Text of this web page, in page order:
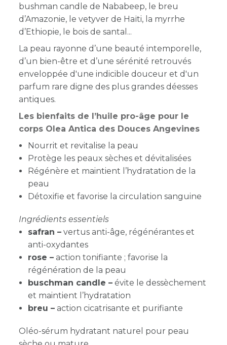
bushman candle de Nababeep, le breu
d’Amazonie, le vetyver de Haïti, la myrrhe
d’Ethiopie, le bois de santal...
La peau rayonned’une beauté intemporelle,
d’un bien-être et d’une sérénité retrouvés
enveloppée d'une indicible douceur et d'un
parfum rare digne des plus grandes déesses
antiques.
Les bienfaits de l’huile pro-âge pour le
corps Olea Antica des Douces Angevines
Nourrit et revitalise la peau
Protège les peaux sèches et dévitalisées
Régénère et maintient l’hydratation de la
peau
Détoxifie et favorise la circulation sanguine
Ingrédients essentiels
safran – vertus anti-âge, régénérantes et
anti-oxydantes
rose – action tonifiante ; favorise la
régénération de la peau
buschman candle – évite le dessèchement
et maintient l’hydratation
breu – action cicatrisante et purifiante
Oléo-sérum hydratant naturel pour peau